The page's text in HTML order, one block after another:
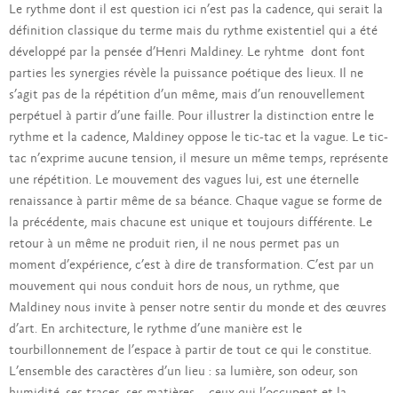
Le rythme dont il est question ici n’est pas la cadence, qui serait la
définition classique du terme mais du rythme existentiel qui a été
développé par la pensée d’Henri Maldiney. Le ryhtme dont font
parties les synergies révèle la puissance poétique des lieux. Il ne
s’agit pas de la répétition d’un même, mais d’un renouvellement
perpétuel à partir d’une faille. Pour illustrer la distinction entre le
rythme et la cadence, Maldiney oppose le tic-tac et la vague. Le tic-
tac n’exprime aucune tension, il mesure un même temps, représente
une répétition. Le mouvement des vagues lui, est une éternelle
renaissance à partir même de sa béance. Chaque vague se forme de
la précédente, mais chacune est unique et toujours différente. Le
retour à un même ne produit rien, il ne nous permet pas un
moment d’expérience, c’est à dire de transformation. C’est par un
mouvement qui nous conduit hors de nous, un rythme, que
Maldiney nous invite à penser notre sentir du monde et des œuvres
d’art. En architecture, le rythme d’une manière est le
tourbillonnement de l’espace à partir de tout ce qui le constitue.
L’ensemble des caractères d’un lieu : sa lumière, son odeur, son